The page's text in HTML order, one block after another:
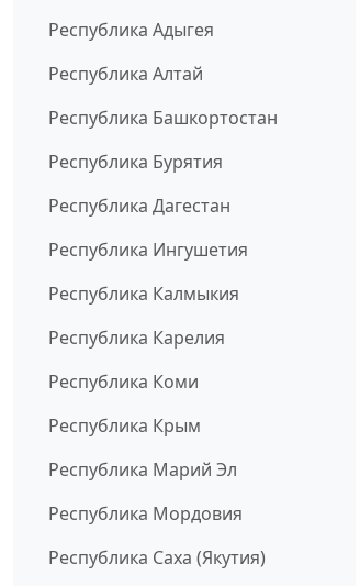
Республика Адыгея
Республика Алтай
Республика Башкортостан
Республика Бурятия
Республика Дагестан
Республика Ингушетия
Республика Калмыкия
Республика Карелия
Республика Коми
Республика Крым
Республика Марий Эл
Республика Мордовия
Республика Саха (Якутия)